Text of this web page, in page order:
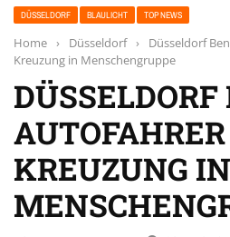
DÜSSELDORF BLAULICHT TOP NEWS
Home › Düsseldorf ›
Düsseldorf
Kreuzung in Menschengruppe
KREUZUNG IN